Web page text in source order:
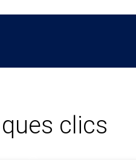
clics